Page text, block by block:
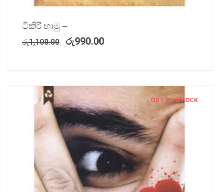
ටිකිරි හාමු –
රු1,100.00 රු990.00
OUT OF STOCK